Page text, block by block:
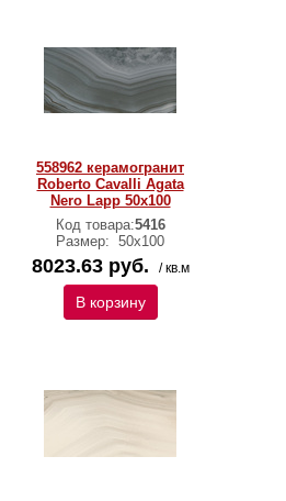
558962 керамогранит
Roberto Cavalli Agata
Nero Lapp 50x100
Код товара:5416
Размер: 50х100
8023.63 руб. / кв.м
В корзину